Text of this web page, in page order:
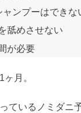
ンプーはできな
舐めさせない
が必要
月。
ているノミダニ